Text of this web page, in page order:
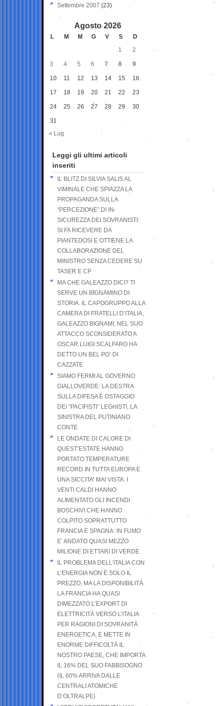
Settembre 2007 (23)
Agosto 2026
L M M G V S
D
1
2
3 4 5 6 7 8 9
10 11 12 13 14 15 16
17 18 19 20 21 22 23
24 25 26 27 28 29 30
31
« Lug
Leggi gli ultimi articoli
inseriti
IL BLITZ DI SILVIA SALIS AL
VIMINALE CHE SPIAZZA LA
PROPAGANDA SULLA
“PERCEZIONE” DI IN-
SICUREZZA DEI SOVRANISTI:
SI FA RICEVERE DA
PIANTEDOSI E OTTIENE LA
COLLABORAZIONE DEL
MINISTRO SENZA CEDERE SU
TASER E CP
MA CHE GALEAZZO DICI? TI
SERVE UN BIGNAMINO DI
STORIA. IL CAPOGRUPPO ALLA
CAMERA DI FRATELLI D’ITALIA,
GALEAZZO BIGNAMI, NEL SUO
ATTACCO SCONSIDERATO A
OSCAR LUIGI SCALFARO HA
DETTO UN BEL PO’ DI
CAZZATE
SIAMO FERMI AL GOVERNO
GIALLOVERDE: LA DESTRA
SULLA DIFESA È OSTAGGIO
DEI “PACIFISTI” LEGHISTI, LA
SINISTRA DEL PUTINIANO
CONTE
LE ONDATE DI CALORE DI
QUEST’ESTATE HANNO
PORTATO TEMPERATURE
RECORD IN TUTTA EUROPA E
UNA SICCITA’ MAI VISTA. I
VENTI CALDI HANNO
ALIMENTATO GLI INCENDI
BOSCHIVI CHE HANNO
COLPITO SOPRATTUTTO
FRANCIA E SPAGNA: IN FUMO
E’ ANDATO QUASI MEZZO
MILIONE DI ETTARI DI VERDE
IL PROBLEMA DELL’ITALIA CON
L’ENERGIA NON È SOLO IL
PREZZO, MA LA DISPONIBILITÀ.
LA FRANCIA HA QUASI
DIMEZZATO L’EXPORT DI
ELETTRICITÀ VERSO L’ITALIA
PER RAGIONI DI SOVRANITÀ
ENERGETICA, E METTE IN
ENORME DIFFICOLTÀ IL
NOSTRO PAESE, CHE IMPORTA
IL 16% DEL SUO FABBISOGNO
(IL 60% ARRIVA DALLE
CENTRALI ATOMICHE
D’OLTRALPE)